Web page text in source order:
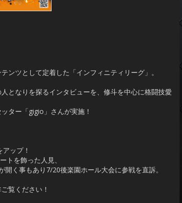
ンツとして定着した「インフィニティリーグ」。
となりを探るインタビューを、修斗を中心に格闘技愛
ター「gigio」さんが実施！
アップ！
トを飾った人見、
く事もあり7/20後楽園ホール大会に参戦を直訴。
覧ください！